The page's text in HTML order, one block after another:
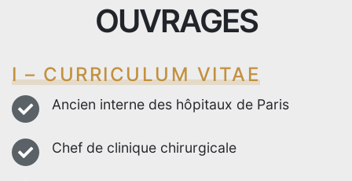
OUVRAGES
I – CURRICULUM VITAE
Ancien interne des hôpitaux de Paris
Chef de clinique chirurgicale